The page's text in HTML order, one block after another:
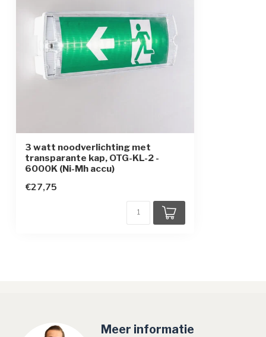
Toebehoren
Continu bedrijf
Montagewijze
3 watt noodverlichting met
transparante kap, OTG-KL-2 -
6000K (Ni-Mh accu)
€27,75
Meer informatie